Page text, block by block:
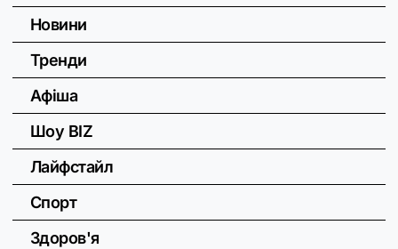
Новини
Тренди
Афіша
Шоу BIZ
Лайфстайл
Спорт
Здоров'я